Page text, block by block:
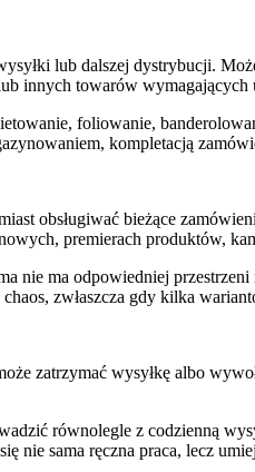
lub dalszej dystrybucji.
innych towarów
foliowanie,
kompletacją
obsługiwać bieżące
premierach produktów,
nie ma odpowiedniej
zwłaszcza gdy kilka
zatrzymać wysyłkę albo
równolegle z codzienną
sama ręczna praca, lecz